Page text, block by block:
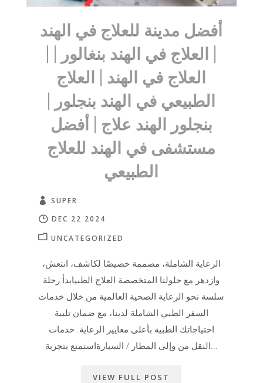
أفضل مدينة للعلاج في الهند
| العلاج في الهند بنغالور | |
العلاج في الهند | العلاج
الطبيعي في الهند بنجلور |
بنجلور الهند علاج | أفضل
مستشفى في الهند للعلاج
الطبيعي
SUPER
DEC 22 2024
UNCATEGORIZED
الرعاية الشاملة، مصممة خصيصًا لكاشف، انتعش،
وازدهر مع حلولنا المتخصصة العلاج الطبيابدأ رحلة
سلسة نحو الرعاية الصحية العالمية من خلال خدمات
السفر الطبي الشاملة لدينا، مع ضمان تلبية
احتياجاتك الطبية بأعلى معايير الرعاية. خدمات
النقل من وإلى المطار / السيارةاستمتع بتجربة...
VIEW FULL POST